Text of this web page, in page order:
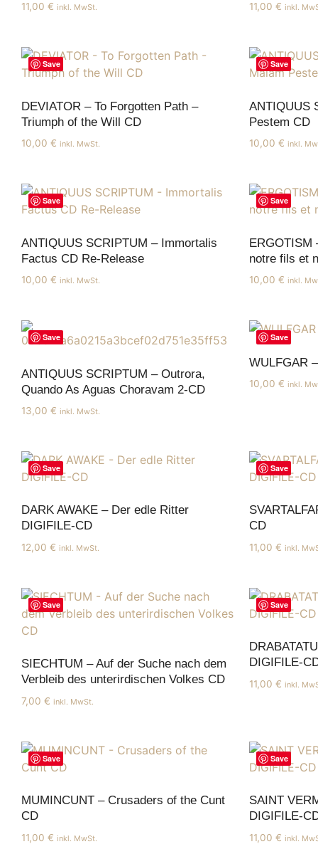
11,00 € inkl. MwSt. 11,00 € inkl.
Save
DEVIATOR – To Forgotten Path –
Triumph of the Will CD
10,00 € inkl. MwSt.
Save
ANTIQUUS
Pestem CD
10,00 € inkl.
Save
ANTIQUUS SCRIPTUM – Immortalis
Factus CD Re-Release
10,00 € inkl. MwSt.
Save
ERGOTISM
notre fils et
10,00 € inkl.
Save
ANTIQUUS SCRIPTUM – Outrora,
Quando As Aguas Choravam 2-CD
13,00 € inkl. MwSt.
Save
WULFGAR
10,00 € inkl.
Save
DARK AWAKE – Der edle Ritter
DIGIFILE-CD
12,00 € inkl. MwSt.
Save
CD
11,00 € inkl.
Save
SIECHTUM – Auf der Suche nach dem
Verbleib des unterirdischen Volkes CD
7,00 € inkl. MwSt.
Save
DIGIFILE-
11,00 € inkl.
Save
MUMINCUNT – Crusaders of the Cunt
CD
11,00 € inkl. MwSt.
Save
SAINT
DIGIFILE-
11,00 € inkl.